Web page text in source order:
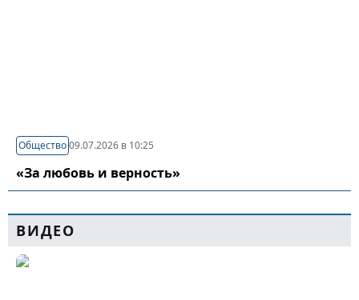
Общество09.07.2026 в 10:25
«За любовь и верность»
ВИДЕО